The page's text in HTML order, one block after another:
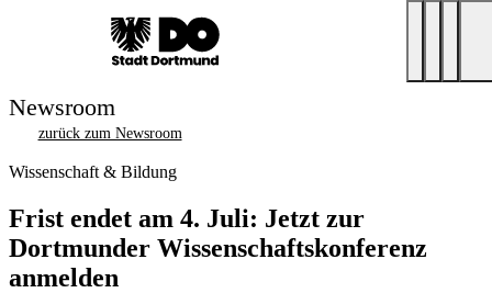
Newsroom
zurück zum Newsroom
Wissenschaft & Bildung
Frist endet am 4. Juli: Jetzt zur
Dortmunder Wissenschaftskonferenz
anmelden